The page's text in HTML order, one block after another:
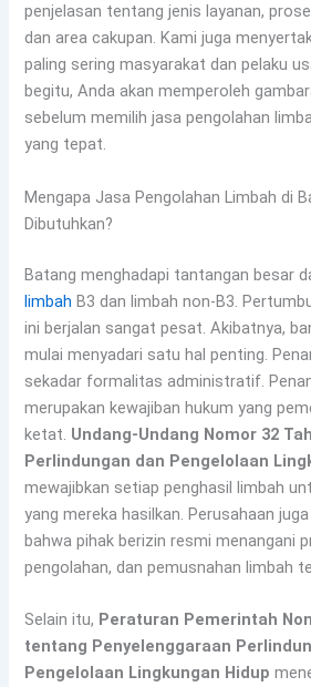
penjelasan tentang jenis layanan,
dan area cakupan. Kami juga
paling sering masyarakat dan pelaku
begitu, Anda akan memperoleh
sebelum memilih jasa pengolahan
yang tepat.
Mengapa Jasa Pengolahan Limbah di
Dibutuhkan?
Batang menghadapi tantangan besar
limbah B3 dan limbah non-B3.
ini berjalan sangat pesat. Akibatnya,
mulai menyadari satu hal penting.
sekadar formalitas administratif.
merupakan kewajiban hukum yang
ketat. Undang-Undang Nomor 32
Perlindungan dan Pengelolaan
mewajibkan setiap penghasil limbah
yang mereka hasilkan. Perusahaan
bahwa pihak berizin resmi menangani
pengolahan, dan pemusnahan limbah
Selain itu, Peraturan Pemerintah
tentang Penyelenggaraan
Pengelolaan Lingkungan Hidup